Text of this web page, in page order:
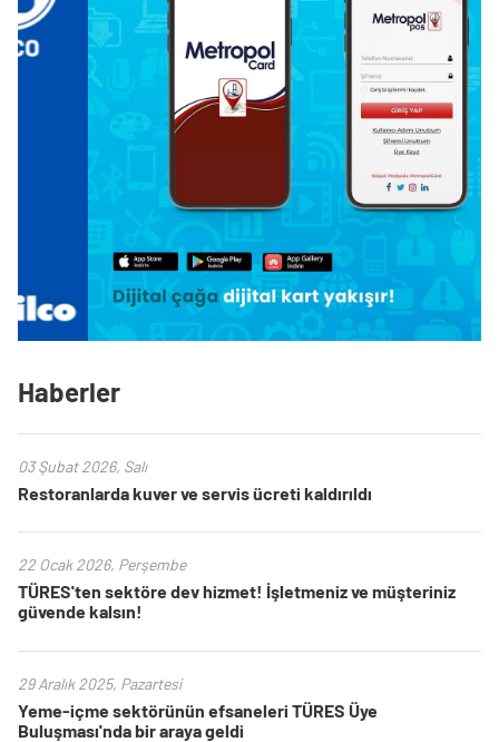
Haberler
03 Şubat 2026, Salı
Restoranlarda kuver ve servis ücreti kaldırıldı
22 Ocak 2026, Perşembe
TÜRES'ten sektöre dev hizmet! İşletmeniz ve müşteriniz
güvende kalsın!
29 Aralık 2025, Pazartesi
Yeme-içme sektörünün efsaneleri TÜRES Üye
Buluşması'nda bir araya geldi